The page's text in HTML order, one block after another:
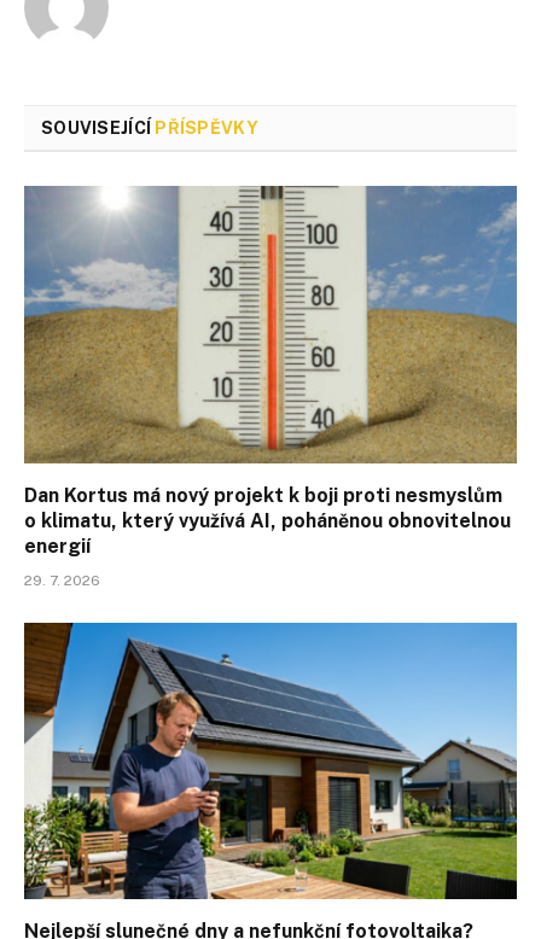
SOUVISEJÍCÍ PŘÍSPĚVKY
Dan Kortus má nový projekt k boji proti nesmyslům
o klimatu, který využívá AI, poháněnou obnovitelnou
energií
29. 7. 2026
Nejlepší slunečné dny a nefunkční fotovoltaika?